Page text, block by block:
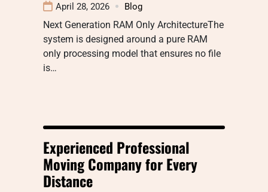
April 28, 2026 Blog
Next Generation RAM Only ArchitectureThe
system is designed around a pure RAM
only processing model that ensures no file
is…
Experienced Professional
Moving Company for Every
Distance